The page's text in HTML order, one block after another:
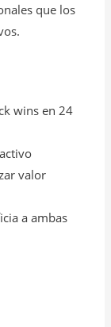
que los
wins en 24
valor
a ambas